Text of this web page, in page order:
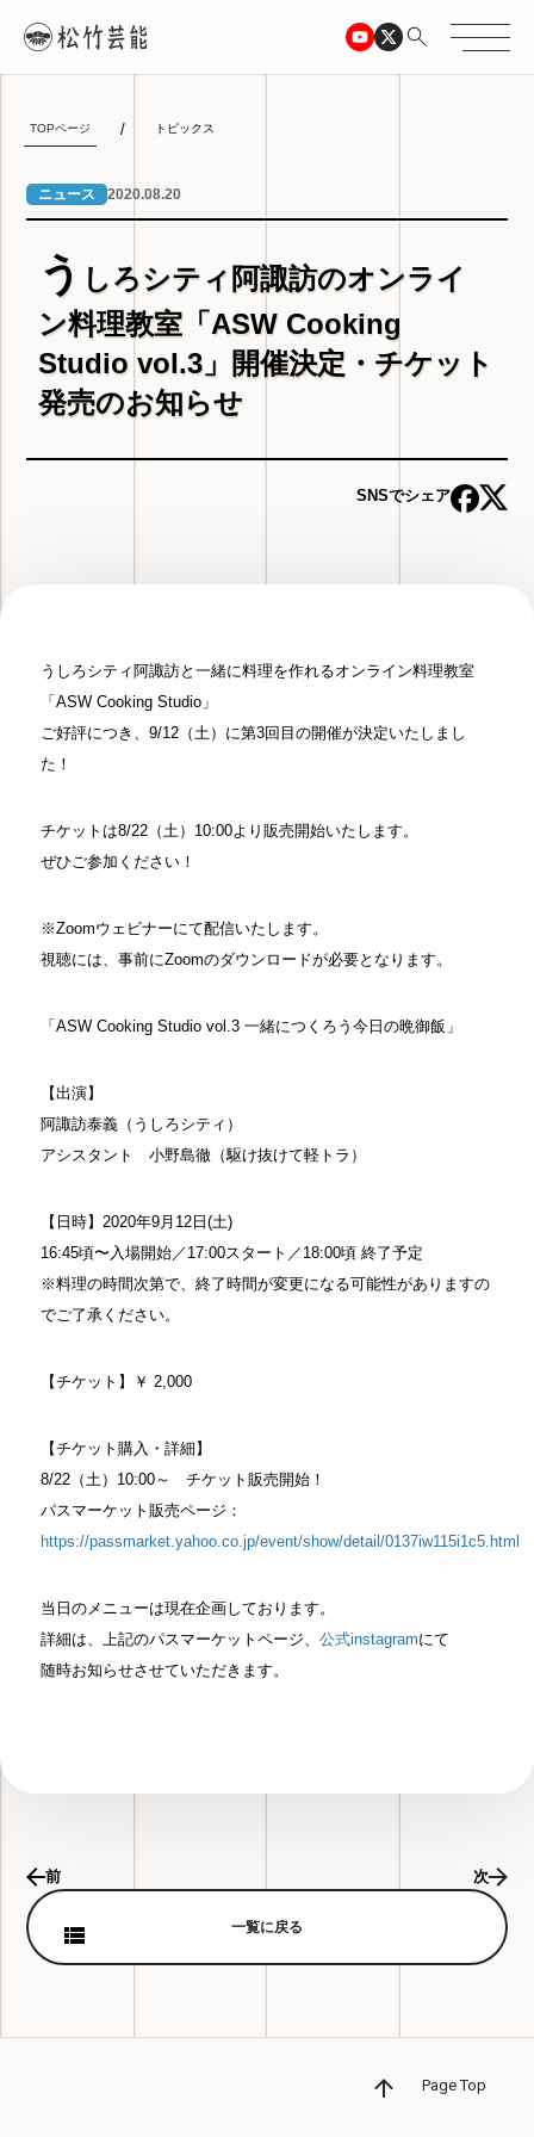
TOPページ トピックス
ニュース 2020.08.20
う しろシティ阿諏訪のオンライ
ン料理教室「ASW Cooking
Studio vol.3」開催決定・チケット
発売のお知らせ
SNSでシェア
うしろシティ阿諏訪と一緒に料理を作れるオンライン料理教室
「ASW Cooking Studio」
ご好評につき、9/12（土）に第3回目の開催が決定いたしまし
た！
チケットは8/22（土）10:00より販売開始いたします。
ぜひご参加ください！
※Zoomウェビナーにて配信いたします。
視聴には、事前にZoomのダウンロードが必要となります。
「ASW Cooking Studio vol.3 一緒につくろう今日の晩御飯」
【出演】
阿諏訪泰義（うしろシティ）
アシスタント 小野島徹（駆け抜けて軽トラ）
【日時】2020年9月12日(土)
16:45頃〜入場開始／17:00スタート／18:00頃 終了予定
※料理の時間次第で、終了時間が変更になる可能性がありますの
でご了承ください。
【チケット】￥ 2,000
【チケット購入・詳細】
8/22（土）10:00～ チケット販売開始！
パスマーケット販売ページ：
https://passmarket.yahoo.co.jp/event/show/detail/0137iw115i1c5.html
当日のメニューは現在企画しております。
詳細は、上記のパスマーケットページ、 公式instagramにて
随時お知らせさせていただきます。
前 次
一覧に戻る
Page Top